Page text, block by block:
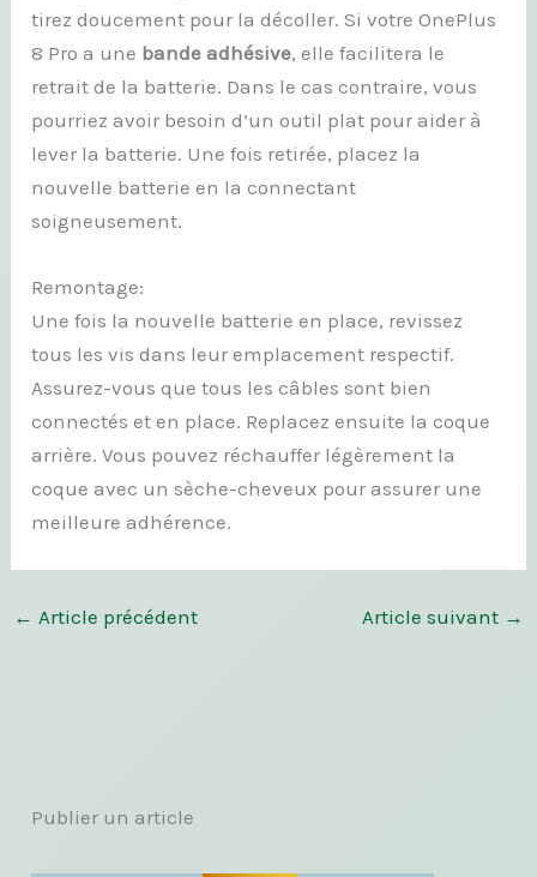
tirez doucement pour la décoller. Si votre OnePlus
8 Pro a une bande adhésive, elle facilitera le
retrait de la batterie. Dans le cas contraire, vous
pourriez avoir besoin d’un outil plat pour aider à
lever la batterie. Une fois retirée, placez la
nouvelle batterie en la connectant
soigneusement.
Remontage:
Une fois la nouvelle batterie en place, revissez
tous les vis dans leur emplacement respectif.
Assurez-vous que tous les câbles sont bien
connectés et en place. Replacez ensuite la coque
arrière. Vous pouvez réchauffer légèrement la
coque avec un sèche-cheveux pour assurer une
meilleure adhérence.
← Article précédent Article suivant →
Publier un article